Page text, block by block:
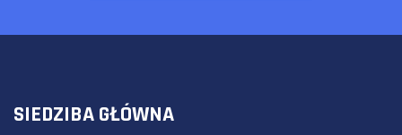
SIEDZIBA GŁÓWNA